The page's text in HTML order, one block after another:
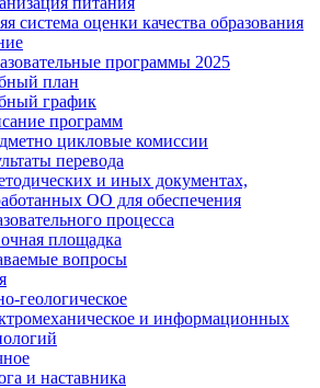
система оценки качества образования
программы 2025
план
график
программ
цикловые комиссии
перевода
и иных документах,
ОО для обеспечения
процесса
площадка
вопросы
геологическое
и информационных
и наставника